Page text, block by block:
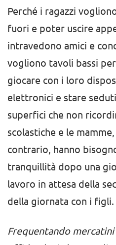
Perché i ragazzi
fuori e poter uscire
intravedono amici e
vogliono tavoli bassi
giocare con i loro
elettronici e stare
superfici che non
scolastiche e le mamme,
contrario, hanno
tranquillità dopo una
lavoro in attesa della
della giornata con i figli.
Frequentando mercatini